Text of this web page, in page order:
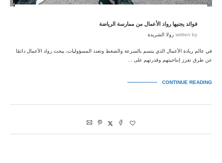
فوائد يجنيها رواد الأعمال من ممارسة الرياضة
written by رولا الشريدة
في عالم ريادة الأعمال الذي يتسم بالسرعة والضغط وتعدد المسؤوليات، يبحث رواد الأعمال دائمًا
عن طرق تعزز إنتاجيتهم وقدرتهم على …
CONTINUE READING